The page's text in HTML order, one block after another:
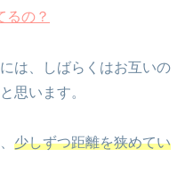
るの？
は、しばらくはお互いの
思います。
少しずつ距離を狭めてい